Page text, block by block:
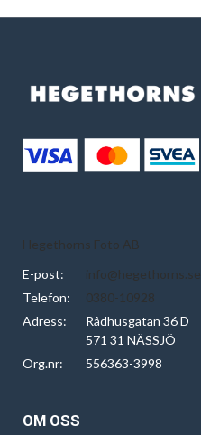
Hegethorns Foto AB
E-post:
info@hegethorns.se
Telefon:
0380-10928
Adress:
Rådhusgatan 36 D
571 31 NÄSSJÖ
Org.nr:
556363-3998
OM OSS